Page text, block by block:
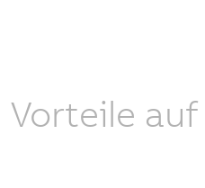
Vorteile